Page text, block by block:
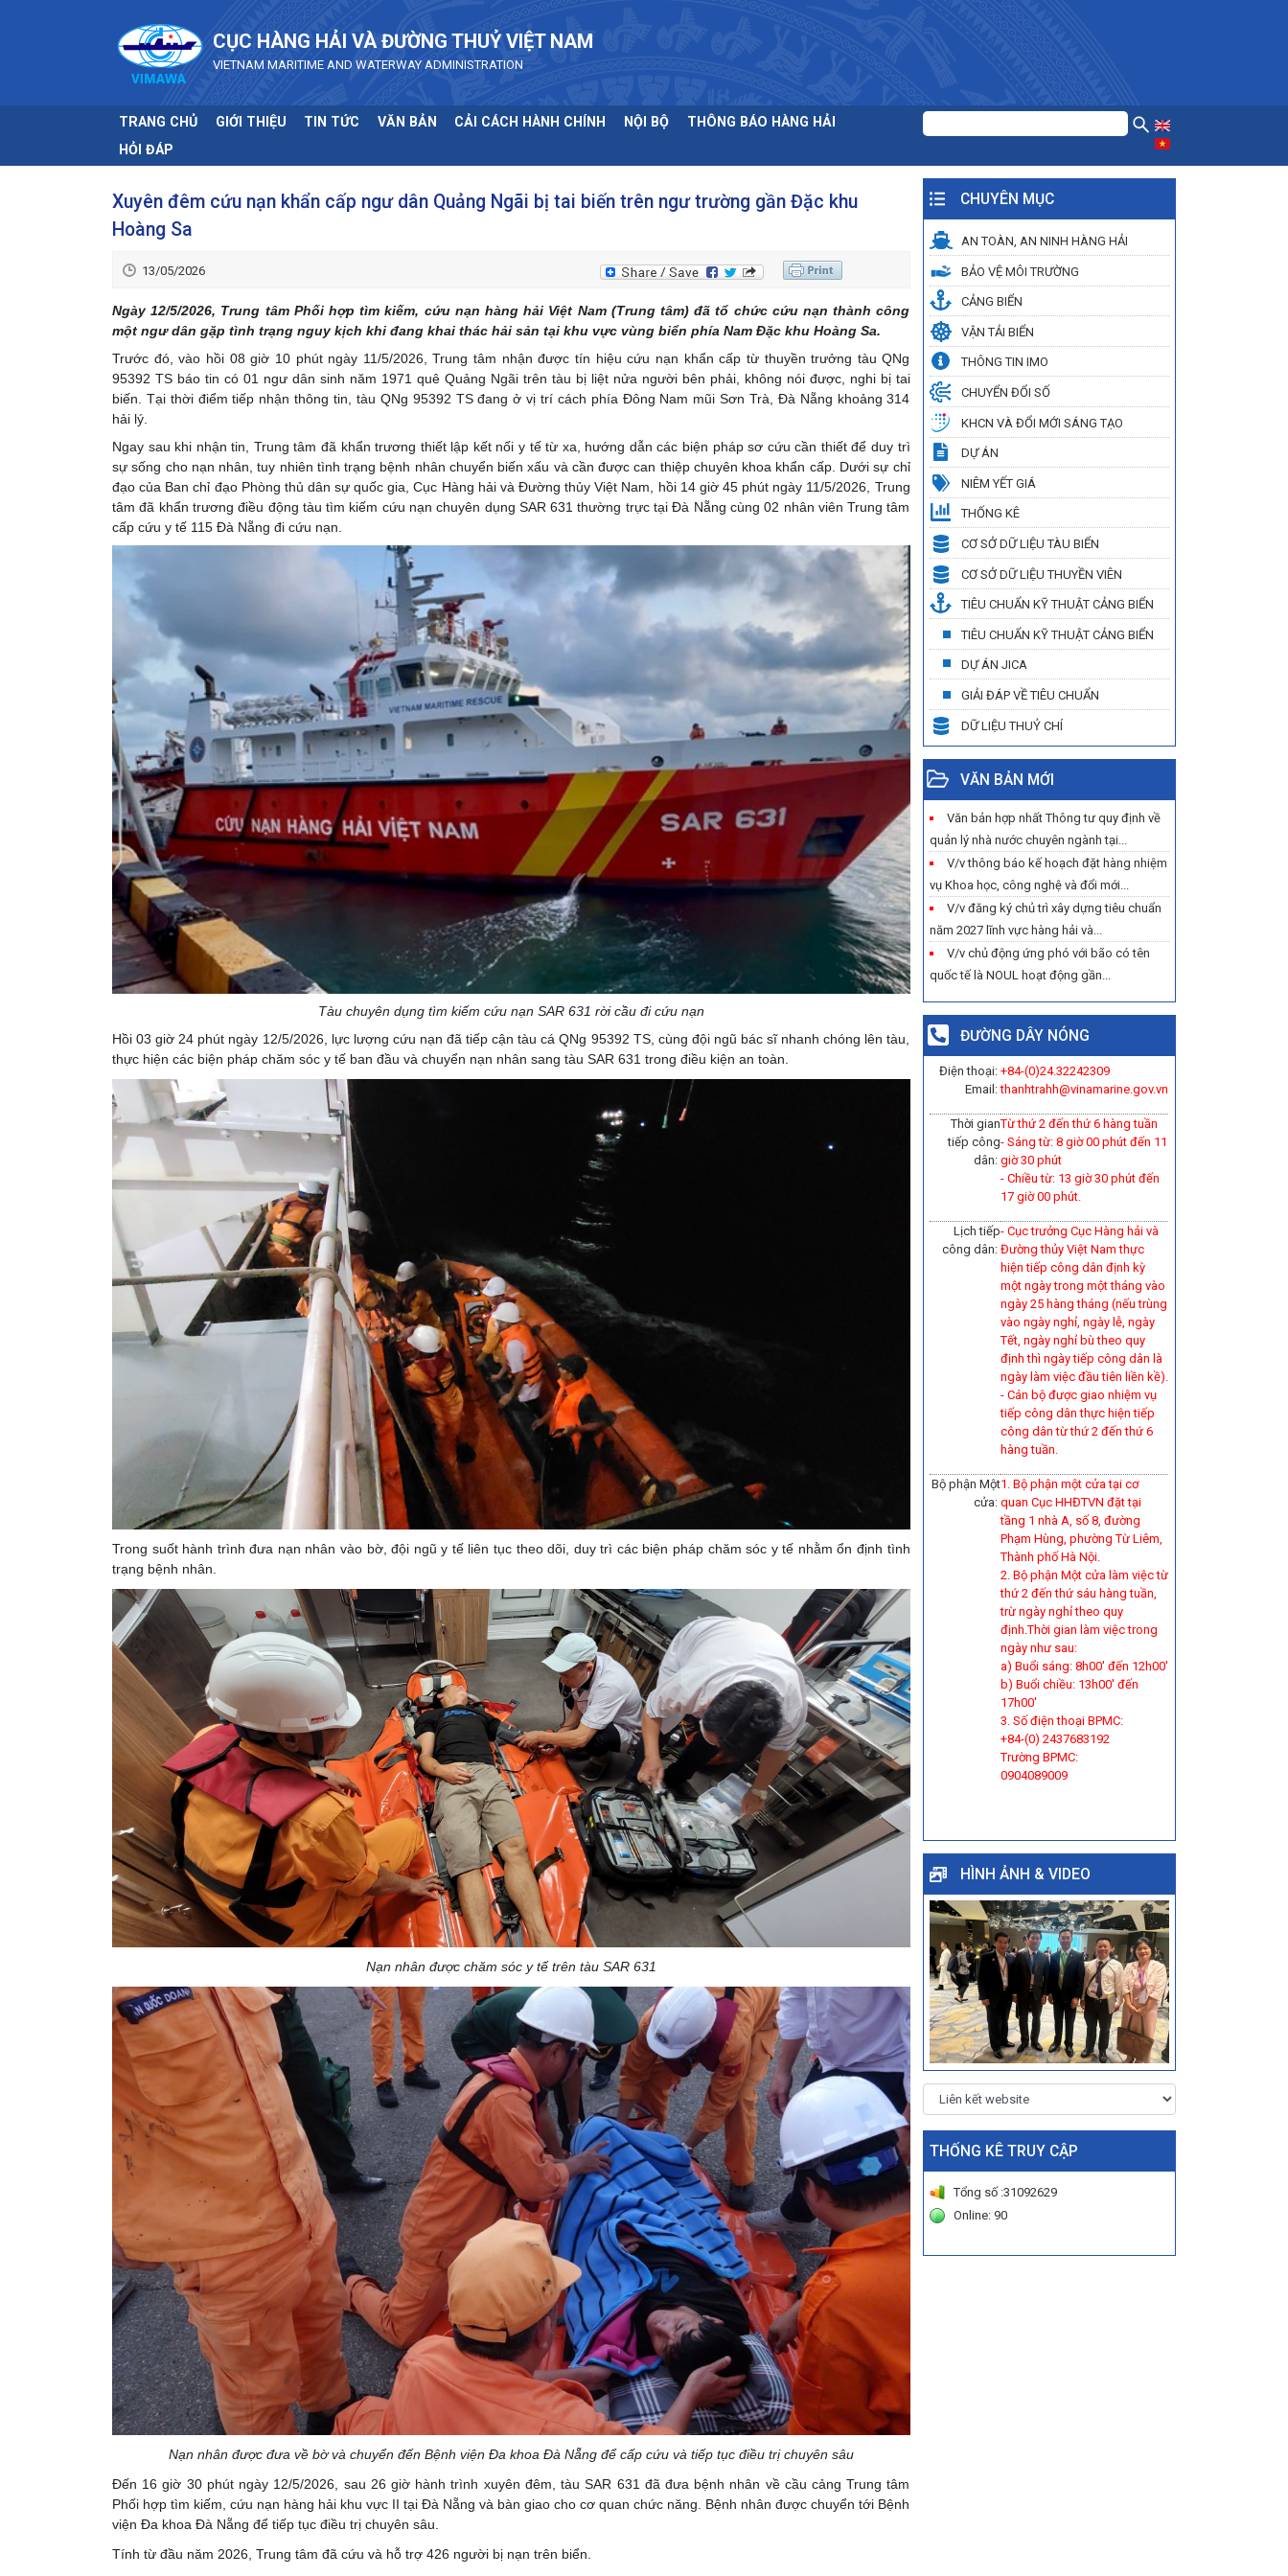
CỤC HÀNG HẢI VÀ ĐƯỜNG THUỶ VIỆT NAM
VIETNAM MARITIME AND WATERWAY ADMINISTRATION
TRANG CHỦ GIỚI THIỆU TIN TỨC VĂN BẢN CẢI CÁCH HÀNH CHÍNH NỘI BỘ
THÔNG BÁO HÀNG HẢI
HỎI ĐÁP
Xuyên đêm cứu nạn khẩn cấp ngư dân Quảng Ngãi bị tai biến trên ngư trường gần Đặc khu
Hoàng Sa
13/05/2026
Ngày 12/5/2026, Trung tâm Phối hợp tìm kiếm, cứu nạn hàng hải Việt Nam (Trung tâm) đã tổ chức cứu nạn thành công
một ngư dân gặp tình trạng nguy kịch khi đang khai thác hải sản tại khu vực vùng biển phía Nam Đặc khu Hoàng Sa.
Trước đó, vào hồi 08 giờ 10 phút ngày 11/5/2026, Trung tâm nhận được tín hiệu cứu nạn khẩn cấp từ thuyền trưởng tàu QNg
95392 TS báo tin có 01 ngư dân sinh năm 1971 quê Quảng Ngãi trên tàu bị liệt nửa người bên phải, không nói được, nghi bị tai
biến. Tại thời điểm tiếp nhận thông tin, tàu QNg 95392 TS đang ở vị trí cách phía Đông Nam mũi Sơn Trà, Đà Nẵng khoảng 314
hải lý.
Ngay sau khi nhận tin, Trung tâm đã khẩn trương thiết lập kết nối y tế từ xa, hướng dẫn các biện pháp sơ cứu cần thiết để duy trì
sự sống cho nạn nhân, tuy nhiên tình trạng bệnh nhân chuyển biến xấu và cần được can thiệp chuyên khoa khẩn cấp. Dưới sự chỉ
đạo của Ban chỉ đạo Phòng thủ dân sự quốc gia, Cục Hàng hải và Đường thủy Việt Nam, hồi 14 giờ 45 phút ngày 11/5/2026, Trung
tâm đã khẩn trương điều động tàu tìm kiếm cứu nạn chuyên dụng SAR 631 thường trực tại Đà Nẵng cùng 02 nhân viên Trung tâm
cấp cứu y tế 115 Đà Nẵng đi cứu nạn.
Tàu chuyên dụng tìm kiếm cứu nạn SAR 631 rời cầu đi cứu nạn
Hồi 03 giờ 24 phút ngày 12/5/2026, lực lượng cứu nạn đã tiếp cận tàu cá QNg 95392 TS, cùng đội ngũ bác sĩ nhanh chóng lên tàu,
thực hiện các biện pháp chăm sóc y tế ban đầu và chuyển nạn nhân sang tàu SAR 631 trong điều kiện an toàn.
Trong suốt hành trình đưa nạn nhân vào bờ, đội ngũ y tế liên tục theo dõi, duy trì các biện pháp chăm sóc y tế nhằm ổn định tình
trạng bệnh nhân.
Nạn nhân được chăm sóc y tế trên tàu SAR 631
Nạn nhân được đưa về bờ và chuyển đến Bệnh viện Đa khoa Đà Nẵng để cấp cứu và tiếp tục điều trị chuyên sâu
Đến 16 giờ 30 phút ngày 12/5/2026, sau 26 giờ hành trình xuyên đêm, tàu SAR 631 đã đưa bệnh nhân về cầu cảng Trung tâm
Phối hợp tìm kiếm, cứu nạn hàng hải khu vực II tại Đà Nẵng và bàn giao cho cơ quan chức năng. Bệnh nhân được chuyển tới Bệnh
viện Đa khoa Đà Nẵng để tiếp tục điều trị chuyên sâu.
Tính từ đầu năm 2026, Trung tâm đã cứu và hỗ trợ 426 người bị nạn trên biển.
CHUYÊN MỤC
AN TOÀN, AN NINH HÀNG HẢI
BẢO VỆ MÔI TRƯỜNG
CẢNG BIỂN
VẬN TẢI BIỂN
THÔNG TIN IMO
CHUYỂN ĐỔI SỐ
KHCN VÀ ĐỔI MỚI SÁNG TẠO
DỰ ÁN
NIÊM YẾT GIÁ
THỐNG KÊ
CƠ SỞ DỮ LIỆU TÀU BIỂN
CƠ SỞ DỮ LIỆU THUYỀN VIÊN
TIÊU CHUẨN KỸ THUẬT CẢNG BIỂN
TIÊU CHUẨN KỸ THUẬT CẢNG BIỂN
DỰ ÁN JICA
GIẢI ĐÁP VỀ TIÊU CHUẨN
DỮ LIỆU THUỶ CHÍ
VĂN BẢN MỚI
Văn bản hợp nhất Thông tư quy định về
quản lý nhà nước chuyên ngành tại...
V/v thông báo kế hoạch đặt hàng nhiệm
vụ Khoa học, công nghệ và đổi mới...
V/v đăng ký chủ trì xây dựng tiêu chuẩn
năm 2027 lĩnh vực hàng hải và...
V/v chủ động ứng phó với bão có tên
quốc tế là NOUL hoạt động gần...
ĐƯỜNG DÂY NÓNG
Điện thoại:
Email:
+84-(0)24.32242309
thanhtrahh@vinamarine.gov.vn
Thời gian
tiếp công
dân:
Từ thứ 2 đến thứ 6 hàng tuần
- Sáng từ: 8 giờ 00 phút đến 11
giờ 30 phút
- Chiều từ: 13 giờ 30 phút đến
17 giờ 00 phút.
Lịch tiếp
công dân:
- Cục trưởng Cục Hàng hải và
Đường thủy Việt Nam thực
hiện tiếp công dân định kỳ
một ngày trong một tháng vào
ngày 25 hàng tháng (nếu trùng
vào ngày nghỉ, ngày lễ, ngày
Tết, ngày nghỉ bù theo quy
định thì ngày tiếp công dân là
ngày làm việc đầu tiên liền kề).
- Cán bộ được giao nhiệm vụ
tiếp công dân thực hiện tiếp
công dân từ thứ 2 đến thứ 6
hàng tuần.
Bộ phận Một
cửa:
1. Bộ phận một cửa tại cơ
quan Cục HHĐTVN đặt tại
tầng 1 nhà A, số 8, đường
Phạm Hùng, phường Từ Liêm,
Thành phố Hà Nội.
2. Bộ phận Một cửa làm việc từ
thứ 2 đến thứ sáu hàng tuần,
trừ ngày nghỉ theo quy
định.Thời gian làm việc trong
ngày như sau:
a) Buổi sáng: 8h00' đến 12h00'
b) Buổi chiều: 13h00' đến
17h00'
3. Số điện thoại BPMC:
+84-(0) 2437683192
Trường BPMC:
0904089009
HÌNH ẢNH & VIDEO
THỐNG KÊ TRUY CẬP
Tổng số :31092629
Online: 90